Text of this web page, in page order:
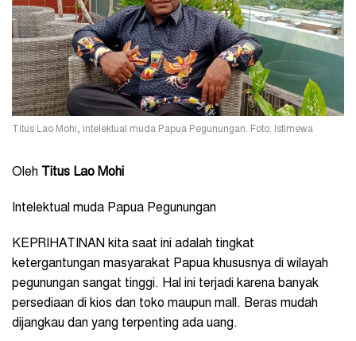
Titus Lao Mohi, intelektual muda Papua Pegunungan. Foto: Istimewa
Oleh Titus Lao Mohi
Intelektual muda Papua Pegunungan
KEPRIHATINAN kita saat ini adalah tingkat
ketergantungan masyarakat Papua khususnya di wilayah
pegunungan sangat tinggi. Hal ini terjadi karena banyak
persediaan di kios dan toko maupun mall. Beras mudah
dijangkau dan yang terpenting ada uang.